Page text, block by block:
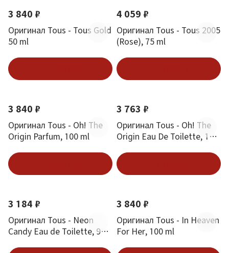
3 840 ₽
Оригинал Tous - Tous Gold
50 ml
4 059 ₽
Оригинал Tous - Tous 2005
(Rose), 75 ml
3 840 ₽
Оригинал Tous - Oh! The
Origin Parfum, 100 ml
3 763 ₽
Оригинал Tous - Oh! The
Origin Eau De Toilette, 100
3 184 ₽
Оригинал Tous - Neon
Candy Eau de Toilette, 90
3 840 ₽
Оригинал Tous - In Heaven
For Her, 100 ml